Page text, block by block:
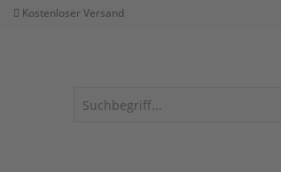
Kostenloser Versand